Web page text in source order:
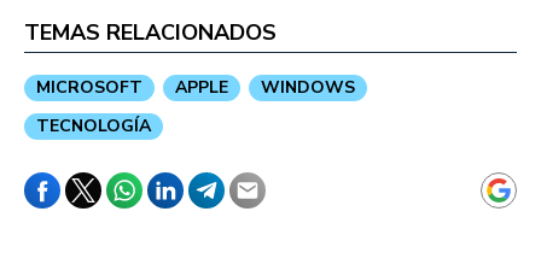
TEMAS RELACIONADOS
MICROSOFT APPLE
WINDOWS
TECNOLOGÍA